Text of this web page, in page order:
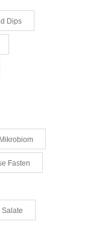
Dips
Mikrobiom
Fasten
Salate